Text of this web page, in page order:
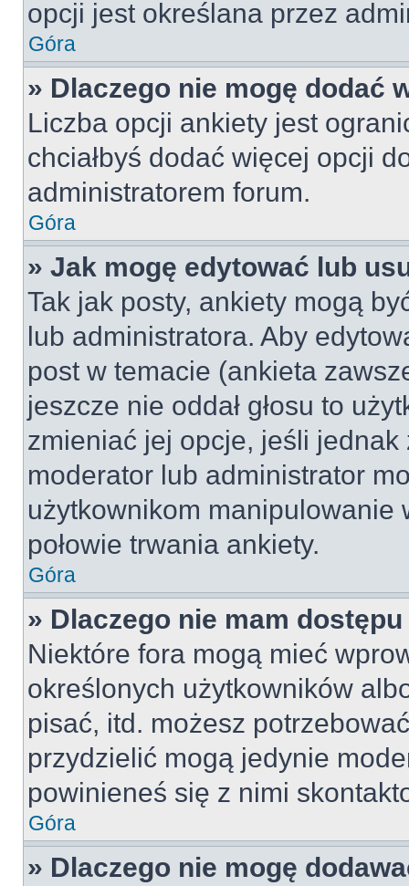
opcji jest określana przez
Góra
» Dlaczego nie mogę dodać
Liczba opcji ankiety jest
chciałbyś dodać więcej opcji
administratorem forum.
Góra
» Jak mogę edytować lub
Tak jak posty, ankiety mogą
lub administratora. Aby
post w temacie (ankieta
jeszcze nie oddał głosu to
zmieniać jej opcje, jeśli jednak
moderator lub administrator
użytkownikom manipulowanie
połowie trwania ankiety.
Góra
» Dlaczego nie mam
Niektóre fora mogą mieć
określonych użytkowników
pisać, itd. możesz
przydzielić mogą jedynie
powinieneś się z nimi
Góra
» Dlaczego nie mogę